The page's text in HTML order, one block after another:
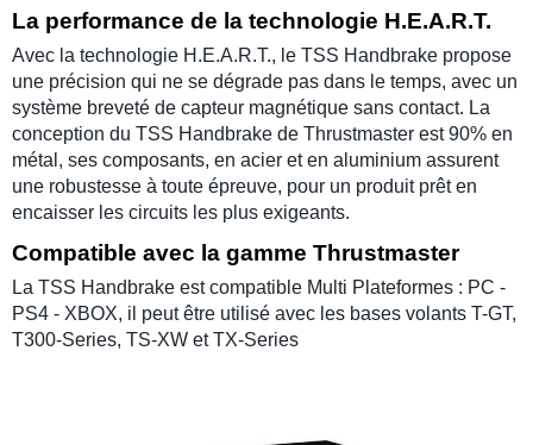
La performance de la technologie H.E.A.R.T.
Avec la technologie H.E.A.R.T., le TSS Handbrake propose
une précision qui ne se dégrade pas dans le temps, avec un
système breveté de capteur magnétique sans contact. La
conception du TSS Handbrake de Thrustmaster est 90% en
métal, ses composants, en acier et en aluminium assurent
une robustesse à toute épreuve, pour un produit prêt en
encaisser les circuits les plus exigeants.
Compatible avec la gamme Thrustmaster
La TSS Handbrake est compatible Multi Plateformes : PC -
PS4 - XBOX, il peut être utilisé avec les bases volants T-GT,
T300-Series, TS-XW et TX-Series